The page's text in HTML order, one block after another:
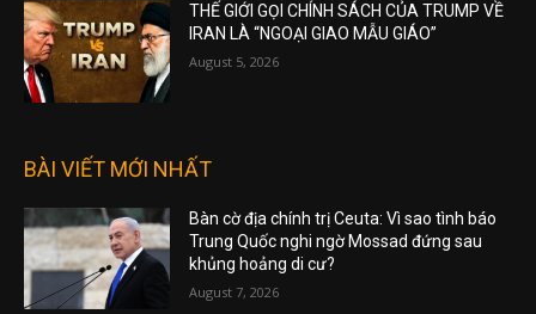
THẾ GIỚI GỌI CHÍNH SÁCH CỦA TRUMP VỀ
IRAN LÀ “NGOẠI GIAO MẪU GIÁO”
August 5, 2026
BÀI VIẾT MỚI NHẤT
Bàn cờ địa chính trị Ceuta: Vì sao tình báo
Trung Quốc nghi ngờ Mossad đứng sau
khủng hoảng di cư?
August 7, 2026